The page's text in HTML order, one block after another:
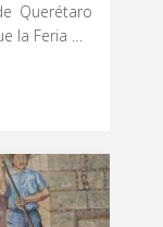
Querétaro
la Feria …